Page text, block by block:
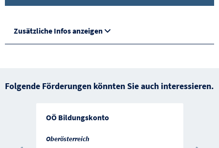
Zusätzliche Infos anzeigen
Folgende Förderungen könnten Sie auch interessieren.
OÖ Bildungskonto
Oberösterreich